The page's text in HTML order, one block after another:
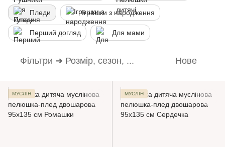
Пледи Іграшки з народження
Перший догляд Для мами
Фільтри ➜ Розмір, сезон, ... Нове
МУСЛІН МУСЛІН